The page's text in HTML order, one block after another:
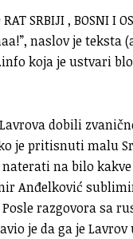
RAT SRBIJI , BOSNI
naslov je teksta
koja je ustvari
dobili
je pritisnuti malu
na bilo
Anđelković
Posle razgovora sa
je da ga je